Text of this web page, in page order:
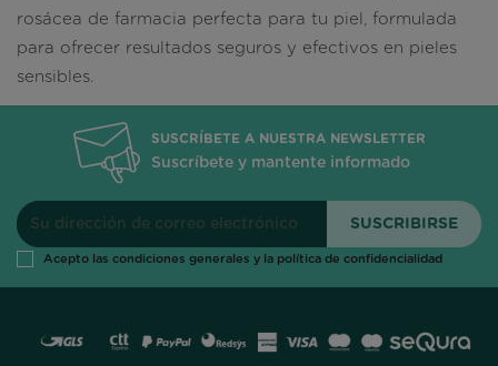
rosácea de farmacia perfecta para tu piel, formulada
para ofrecer resultados seguros y efectivos en pieles
sensibles.
SUSCRÍBETE A NUESTRA NEWSLETTER
Suscríbete y mantente informado
Acepto las condiciones generales y la política de confidencialidad